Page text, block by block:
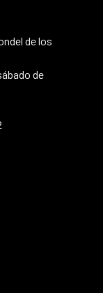
de los
de